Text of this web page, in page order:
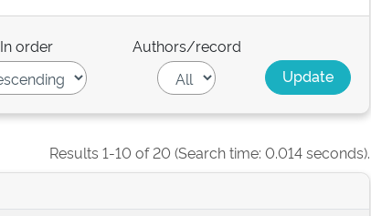
In order Authors/record
Results 1-10 of 20 (Search time: 0.014 seconds).